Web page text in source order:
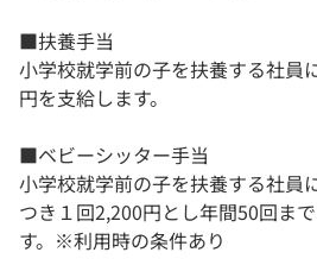
■扶養手当
小学校就学前の子を扶養する社員
円を支給します。
■ベビーシッター手当
小学校就学前の子を扶養する社員
つき１回2,200円とし年間50回ま
す。※利用時の条件あり